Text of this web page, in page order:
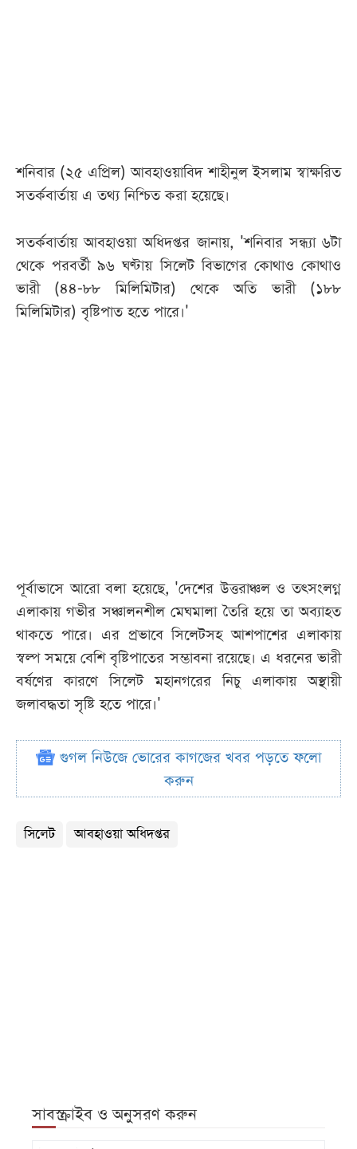
শনিবার (২৫ এপ্রিল) আবহাওয়াবিদ শাহীনুল ইসলাম স্বাক্ষরিত
সতর্কবার্তায় এ তথ্য নিশ্চিত করা হয়েছে।
সতর্কবার্তায় আবহাওয়া অধিদপ্তর জানায়, 'শনিবার সন্ধ্যা ৬টা
থেকে পরবর্তী ৯৬ ঘণ্টায় সিলেট বিভাগের কোথাও কোথাও
ভারী (৪৪-৮৮ মিলিমিটার) থেকে অতি ভারী (১৮৮
মিলিমিটার) বৃষ্টিপাত হতে পারে।'
পূর্বাভাসে আরো বলা হয়েছে, 'দেশের উত্তরাঞ্চল ও তৎসংলগ্ন
এলাকায় গভীর সঞ্চালনশীল মেঘমালা তৈরি হয়ে তা অব্যাহত
থাকতে পারে। এর প্রভাবে সিলেটসহ আশপাশের এলাকায়
স্বল্প সময়ে বেশি বৃষ্টিপাতের সম্ভাবনা রয়েছে। এ ধরনের ভারী
বর্ষণের কারণে সিলেট মহানগরের নিচু এলাকায় অস্থায়ী
জলাবদ্ধতা সৃষ্টি হতে পারে।'
গুগল নিউজে ভোরের কাগজের খবর পড়তে ফলো
করুন
সিলেট আবহাওয়া অধিদপ্তর
সাবস্ক্রাইব ও অনুসরণ করুন